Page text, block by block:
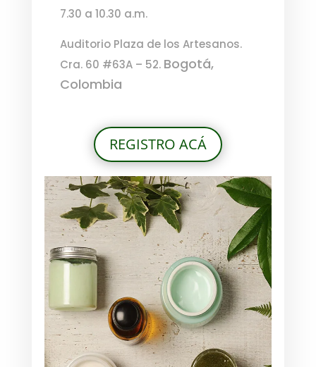
7.30 a 10.30 a.m.
Auditorio Plaza de los Artesanos.
Cra. 60 #63A – 52. Bogotá,
Colombia
REGISTRO ACÁ